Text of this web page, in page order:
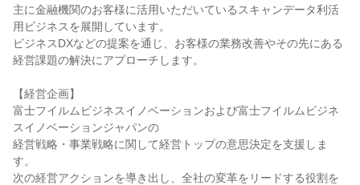
主に金融機関のお客様に活用いただいているスキャンデータ利活
用ビジネスを展開しています。
ビジネスDXなどの提案を通じ、お客様の業務改善やその先にある
経営課題の解決にアプローチします。
【経営企画】
富士フイルムビジネスイノベーションおよび富士フイルムビジネ
スイノベーションジャパンの
経営戦略・事業戦略に関して経営トップの意思決定を支援しま
す。
次の経営アクションを導き出し、全社の変革をリードする役割を